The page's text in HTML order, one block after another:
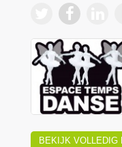
BEKIJK VOLLEDIG